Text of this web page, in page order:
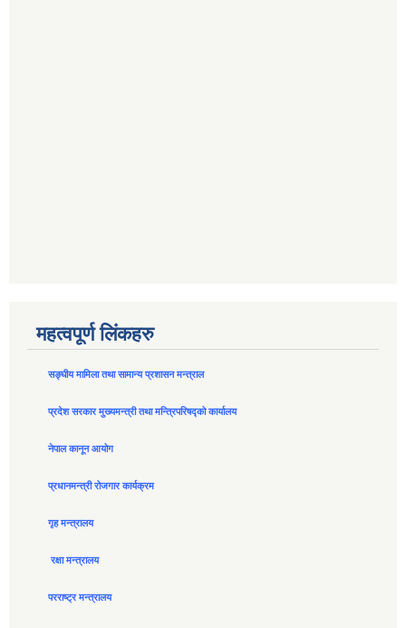
महत्वपूर्ण लिंकहरु
सङ्घीय मामिला तथा सामान्य प्रशासन मन्त्राल
प्रदेश सरकार मुख्यमन्त्री तथा मन्त्रिपरिषद्को कार्यालय
नेपाल कानून आयोग
प्रधानमन्त्री रोजगार कार्यक्रम
गृह मन्त्रालय
रक्षा मन्त्रालय
परराष्ट्र मन्त्रालय